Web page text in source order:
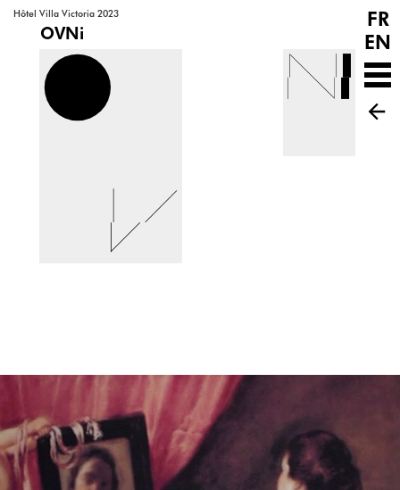
Hôtel Villa Victoria 2023
OVNi
FR
EN